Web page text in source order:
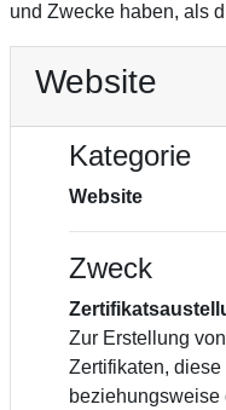
und Zwecke haben, als
Website
Kategorie
Website
Zweck
Zur Erstellung
Zertifikaten,
beziehungsweise